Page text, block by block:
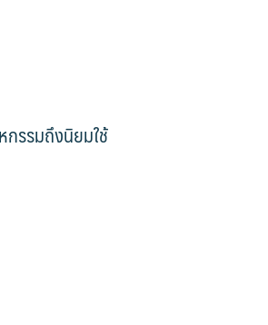
กรรมถึงนิยมใช้